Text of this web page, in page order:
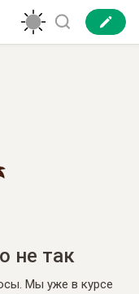
не так
Мы уже в курсе